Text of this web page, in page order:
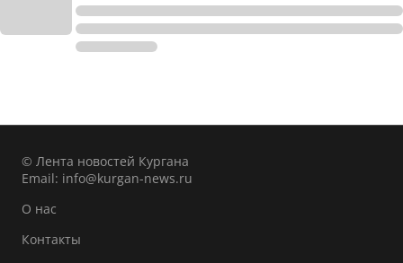
© Лента новостей Кургана
Email: info@kurgan-news.ru
О нас
Контакты